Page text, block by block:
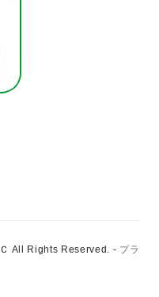
All Rights Reserved. - プラ